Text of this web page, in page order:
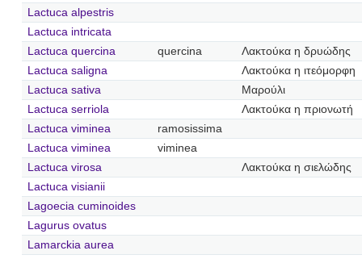
Lactuca alpestris
Lactuca intricata
Lactuca quercina
quercina
Λακτούκα η δρυώδης
Lactuca saligna
Λακτούκα η ιτεόμορφη
Lactuca sativa
Μαρούλι
Lactuca serriola
Λακτούκα η πριονωτή
Lactuca viminea
ramosissima
Lactuca viminea
viminea
Lactuca virosa
Λακτούκα η σιελώδης
Lactuca visianii
Lagoecia cuminoides
Lagurus ovatus
Lamarckia aurea